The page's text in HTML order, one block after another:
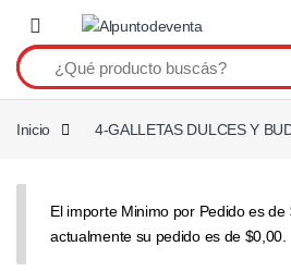
Saltar a navegación
Inicio 4-GALLETAS DULCES Y
El importe Minimo por Pedido es de
actualmente su pedido es de $0,00.